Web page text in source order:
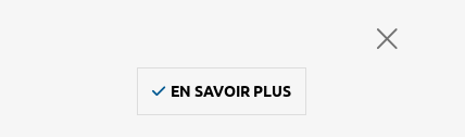
EN SAVOIR PLUS